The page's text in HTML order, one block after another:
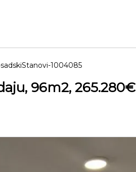
1004085
96m2, 265.280€